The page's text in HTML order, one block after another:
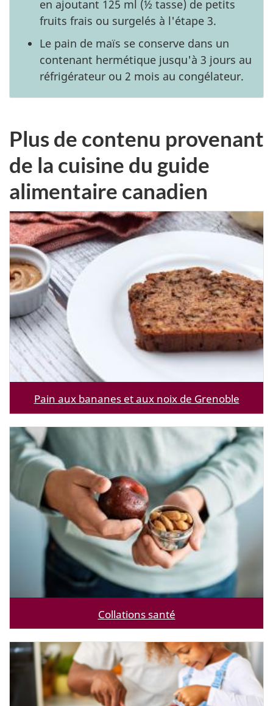
en ajoutant 125 ml (½ tasse) de petits
fruits frais ou surgelés à l'étape 3.
Le pain de maïs se conserve dans un
contenant hermétique jusqu'à 3 jours au
réfrigérateur ou 2 mois au congélateur.
Plus de contenu provenant
de la cuisine du guide
alimentaire canadien
Pain aux bananes et aux noix de Grenoble
Collations santé